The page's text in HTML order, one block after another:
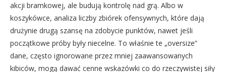
akcji bramkowej, ale budują kontrolę nad grą. Albo w
koszykówce, analiza liczby zbiórek ofensywnych, które dają
drużynie drugą szansę na zdobycie punktów, nawet jeśli
początkowe próby były niecelne. To właśnie te „oversize”
dane, często ignorowane przez mniej zaawansowanych
kibiców, mogą dawać cenne wskazówki co do rzeczywistej siły